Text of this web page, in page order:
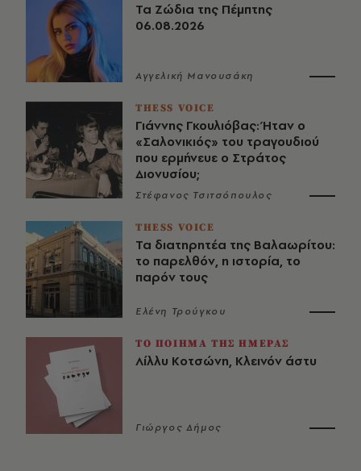
Τα Ζώδια της Πέμπτης
06.08.2026
Αγγελική Μανουσάκη
THESS VOICE
Γιάννης Γκουλιόβας: Ήταν ο
«Σαλονικιός» του τραγουδιού
που ερμήνευε ο Στράτος
Διονυσίου;
Στέφανος Τσιτσόπουλος
THESS VOICE
Τα διατηρητέα της Βαλαωρίτου:
το παρελθόν, η ιστορία, το
παρόν τους
Ελένη Τρούγκου
ΤΟ ΠΟΙΗΜΑ ΤΗΣ ΗΜΕΡΑΣ
Λίλλυ Κοτσώνη, Κλεινόν άστυ
Γιώργος Δήμος